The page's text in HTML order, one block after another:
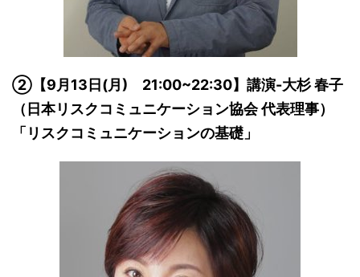
②【9月13日(月) 21:00~22:30】講演-大杉 春子
（日本リスクコミュニケーション協会 代表理事）
「リスクコミュニケーションの基礎」